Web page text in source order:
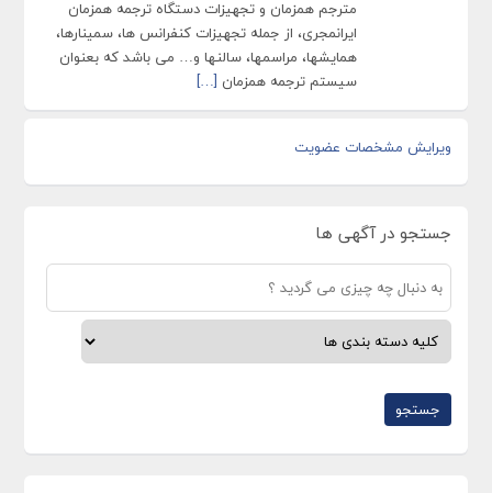
مترجم همزمان و تجهیزات دستگاه ترجمه همزمان
ایرانمجری، از جمله تجهیزات کنفرانس ها، سمینارها،
همایشها، مراسمها، سالنها و… می باشد که بعنوان
سیستم ترجمه همزمان […]
ویرایش مشخصات عضویت
جستجو در آگهی ها